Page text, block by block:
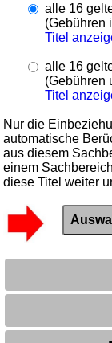
alle 16
(Gebühren
Titel
alle 16
(Gebühren
Titel
Nur die
automatische
aus diesem
einem
diese Titel weiter